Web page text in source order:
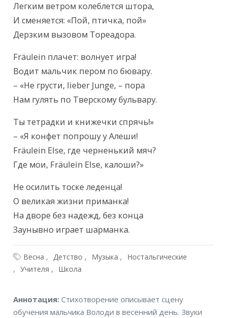
Легким ветром колеблется штора,
И сменяется: «Пой, птичка, пой»
Дерзким вызовом Тореадора.
Fräulein плачет: волнует игра!
Водит мальчик пером по бювару.
– «Не грусти, lieber Junge, – пора
Нам гулять по Тверскому бульвару.
Ты тетрадки и книжечки спрячь!»
– «Я конфет попрошу у Алеши!
Fräulein Else, где черненький мяч?
Где мои, Fräulein Else, калоши?»
Не осилить тоске леденца!
О великая жизни приманка!
На дворе без надежд, без конца
Заунывно играет шарманка.
Весна Детство Музыка
Ностальгические
Учителя
Школа
Аннотация
Аннотация:Стихотворение описывает сцену
обучения мальчика Володи в весенний день. Звуки